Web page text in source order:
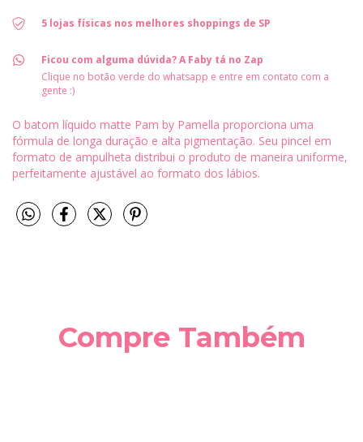
5 lojas físicas nos melhores shoppings de SP
Ficou com alguma dúvida? A Faby tá no Zap
Clique no botão verde do whatsapp e entre em contato com a
gente :)
O batom líquido matte Pam by Pamella proporciona uma
fórmula de longa duração e alta pigmentação. Seu pincel em
formato de ampulheta distribui o produto de maneira uniforme,
perfeitamente ajustável ao formato dos lábios.
Compre Também